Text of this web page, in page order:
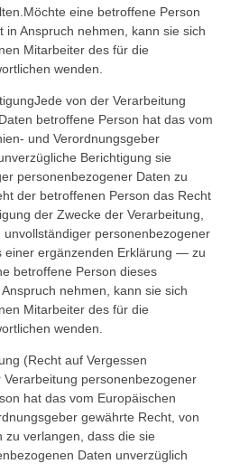
eine betroffene Person
in Anspruch nehmen, kann sie sich
Mitarbeiter des für die
wenden.
von der Verarbeitung
betroffene Person hat das vom
und Verordnungsgeber
Berichtigung sie
personenbezogener Daten zu
der betroffenen Person das Recht
der Zwecke der Verarbeitung,
unvollständiger personenbezogener
ergänzenden Erklärung — zu
betroffene Person dieses
nehmen, kann sie sich
Mitarbeiter des für die
wenden.
(Recht auf Vergessen
personenbezogener
hat das vom Europäischen
gewährte Recht, von
zu verlangen, dass die sie
Daten unverzüglich